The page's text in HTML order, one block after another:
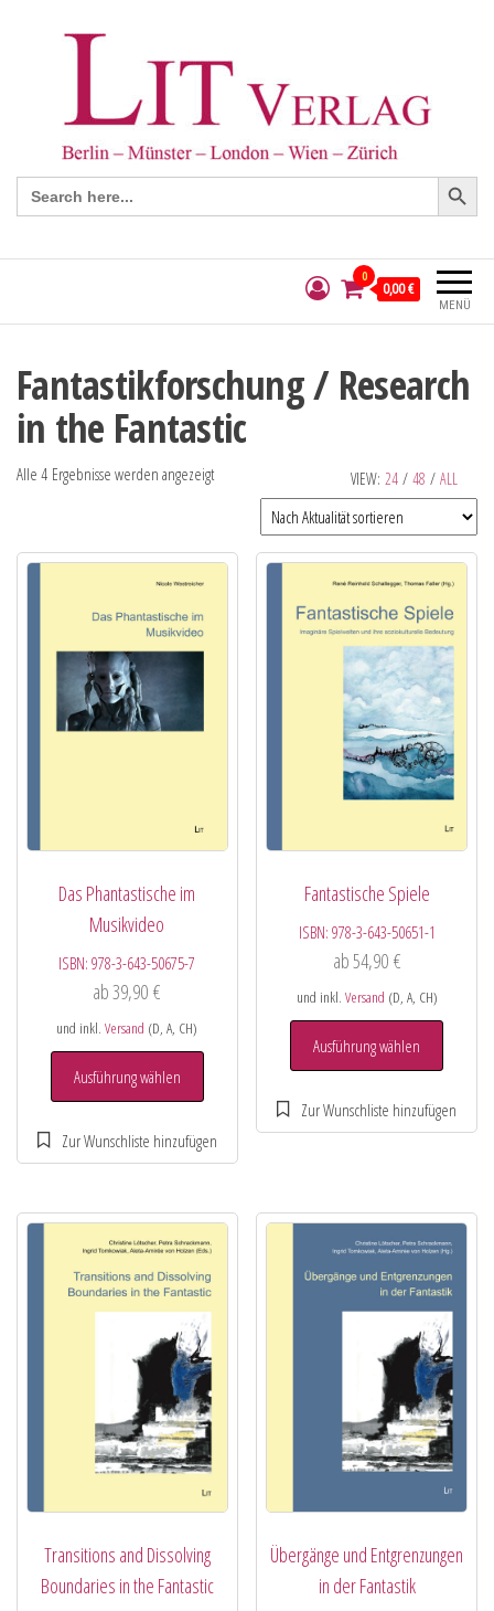
Search
for:
Search Button
MENÜ
0
0,00 €
Fantastikforschung / Research
in the Fantastic
VIEW: 24 / 48 / ALL
Alle 4 Ergebnisse werden angezeigt
Das Phantastische im
Musikvideo
ISBN:978-3-643-50675-7
ab39,90€
und inkl.Versand (D, A, CH)
Ausführung wählen
Fantastische Spiele
ISBN: 978-3-643-50651-1
ab54,90 €
und inkl. Versand (D, A, CH)
Ausführung wählen
Transitions and Dissolving
Boundaries in the Fantastic
Übergänge und Entgrenzungen
in der Fantastik